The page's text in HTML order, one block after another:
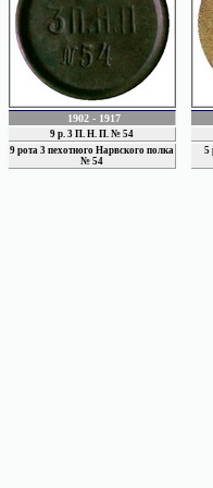
1902 - 1917
9 р. 3 П. Н. П. № 54
9 рота 3 пехотного Нарвского полка
№ 54
5